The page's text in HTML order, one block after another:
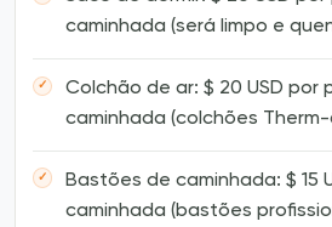
caminhada (será limpo e
Colchão de ar: $ 20 USD por
caminhada (colchões
Bastões de caminhada: $ 15
caminhada (bastões